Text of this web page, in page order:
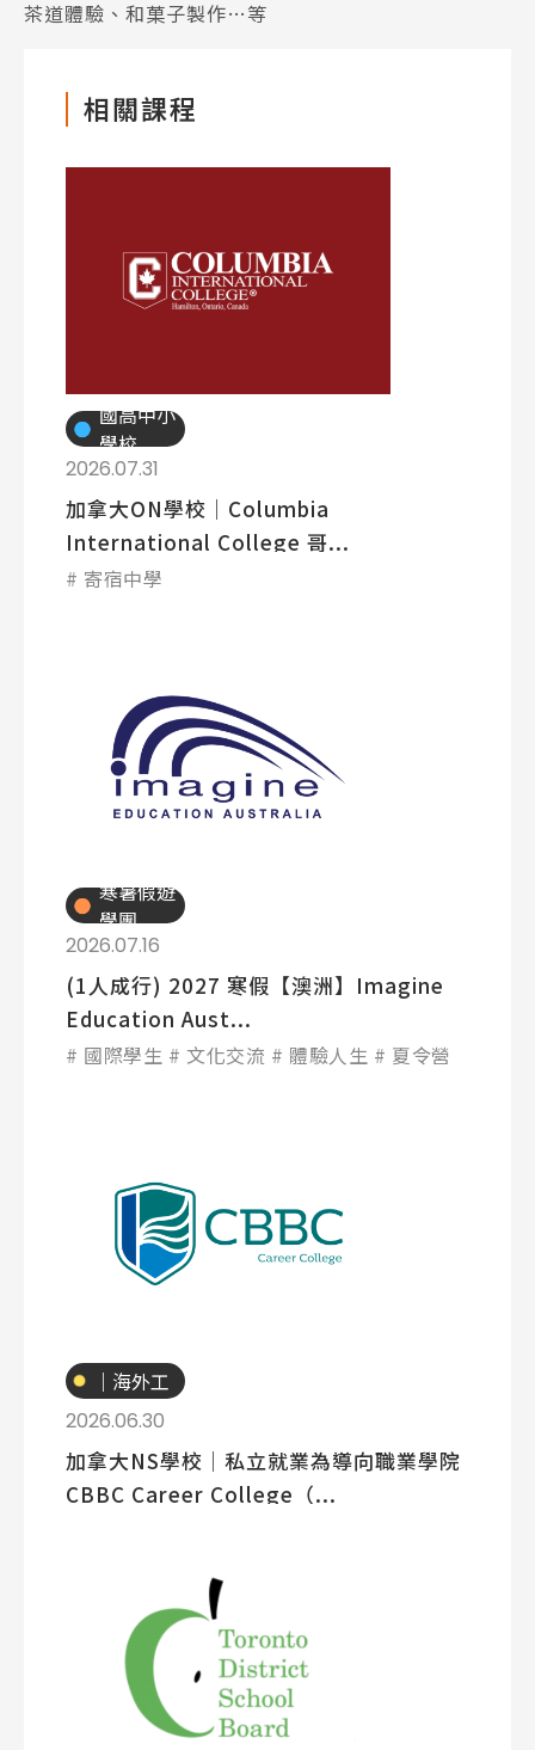
Latest News 最新消息
Promotion 最新優惠
茶道體驗、和菓子製作…等
相關課程
國高中小
學校
2026.07.31
加拿大ON學校│Columbia
International College 哥...
寄宿中學
寒暑假遊
學團
2026.07.16
(1人成行) 2027 寒假【澳洲】Imagine
Education Aust...
國際學生 文化交流 體驗人生 夏令營
｜海外工
讀
2026.06.30
加拿大NS學校│私立就業為導向職業學院
CBBC Career College（...